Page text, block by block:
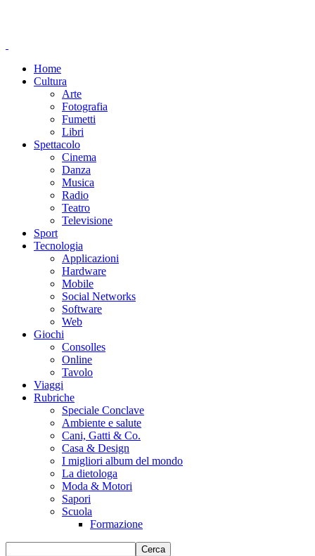
Home
Cultura
Arte
Fotografia
Fumetti
Libri
Spettacolo
Cinema
Danza
Musica
Radio
Teatro
Televisione
Sport
Tecnologia
Applicazioni
Hardware
Mobile
Social Networks
Software
Web
Giochi
Consolles
Online
Tavolo
Viaggi
Rubriche
Speciale Conclave
Ambiente e salute
Cani, Gatti & Co.
Casa & Design
I migliori album del mondo
La dietologa
Moda & Motori
Sapori
Scuola
Formazione